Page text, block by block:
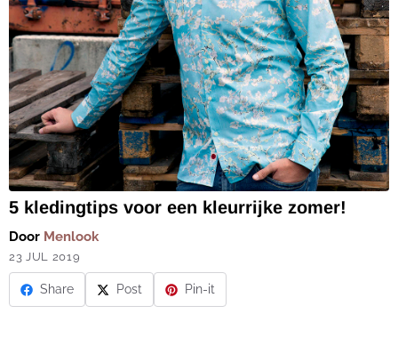
5 kledingtips voor een kleurrijke zomer!
Door Menlook
23 JUL 2019
Share Post Pin-it